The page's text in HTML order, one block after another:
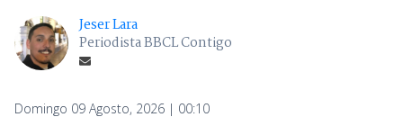
Jeser Lara
Periodista BBCL Contigo
Domingo 09 Agosto, 2026 | 00:10